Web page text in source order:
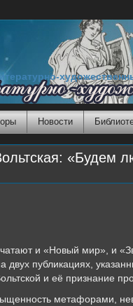
Новости
«Будем
и «Новый мир», и
публикациях,
и её признание
метафорами,